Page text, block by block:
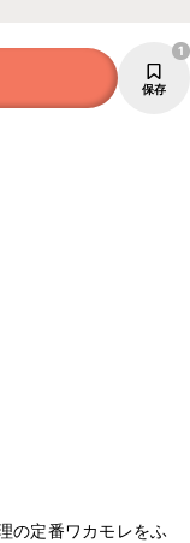
保存
1
の定番ワカモレをふ